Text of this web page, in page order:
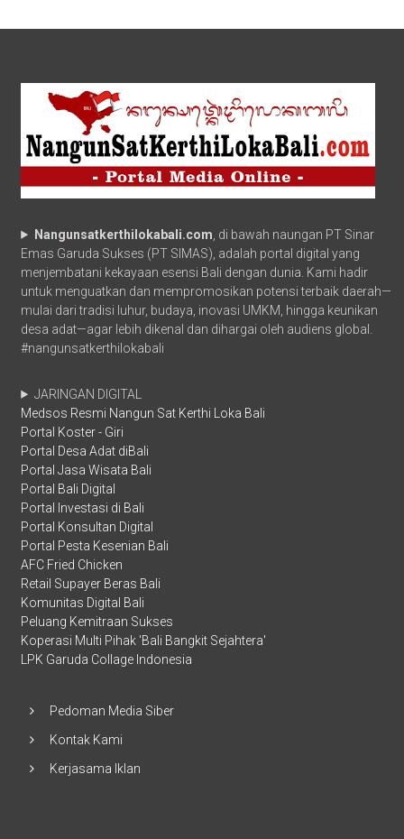
Nangunsatkerthilokabali.com , di bawah naungan PT Sinar
Emas Garuda Sukses (PT SIMAS), adalah portal digital yang
menjembatani kekayaan esensi Bali dengan dunia. Kami hadir
untuk menguatkan dan mempromosikan potensi terbaik daerah—
mulai dari tradisi luhur, budaya, inovasi UMKM, hingga keunikan
desa adat—agar lebih dikenal dan dihargai oleh audiens global.
#nangunsatkerthilokabali
JARINGAN DIGITAL
Medsos Resmi Nangun Sat Kerthi Loka Bali
Portal Koster - Giri
Portal Desa Adat diBali
Portal Jasa Wisata Bali
Portal Bali Digital
Portal Investasi di Bali
Portal Konsultan Digital
Portal Pesta Kesenian Bali
AFC Fried Chicken
Retail Supayer Beras Bali
Komunitas Digital Bali
Peluang Kemitraan Sukses
Koperasi Multi Pihak 'Bali Bangkit Sejahtera'
LPK Garuda Collage Indonesia
Pedoman Media Siber
Kontak Kami
Kerjasama Iklan